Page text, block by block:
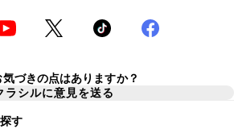
づきの点はありますか？
ラシルに意見を送る
す